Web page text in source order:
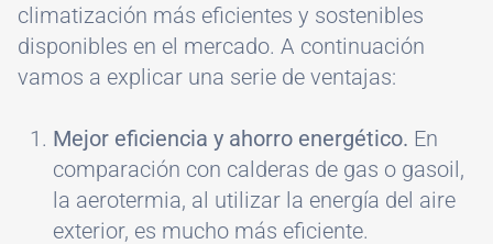
climatización más eficientes y sostenibles
disponibles en el mercado. A continuación
vamos a explicar una serie de ventajas:
Mejor eficiencia y ahorro energético. En
comparación con calderas de gas o gasoil,
la aerotermia, al utilizar la energía del aire
exterior, es mucho más eficiente.